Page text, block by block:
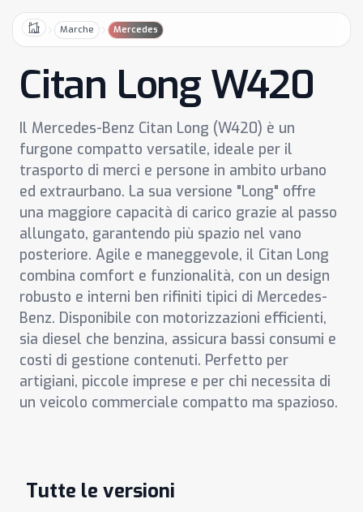
HomeMarche Mercedes
Citan Long W420
Il Mercedes-Benz Citan Long (W420) è un
furgone compatto versatile, ideale per il
trasporto di merci e persone in ambito urbano
ed extraurbano. La sua versione "Long" offre
una maggiore capacità di carico grazie al passo
allungato, garantendo più spazio nel vano
posteriore. Agile e maneggevole, il Citan Long
combina comfort e funzionalità, con un design
robusto e interni ben rifiniti tipici di Mercedes-
Benz. Disponibile con motorizzazioni efficienti,
sia diesel che benzina, assicura bassi consumi e
costi di gestione contenuti. Perfetto per
artigiani, piccole imprese e per chi necessita di
un veicolo commerciale compatto ma spazioso.
Tutte le versioni